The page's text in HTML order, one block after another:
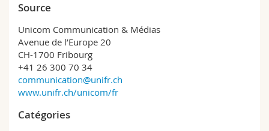
Source
Unicom Communication & Médias
Avenue de l’Europe 20
CH-1700 Fribourg
+41 26 300 70 34
communication@unifr.ch
www.unifr.ch/unicom/fr
Catégories